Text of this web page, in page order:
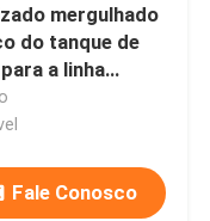
mergulhado
do tanque de
a linha
Fale Conosco